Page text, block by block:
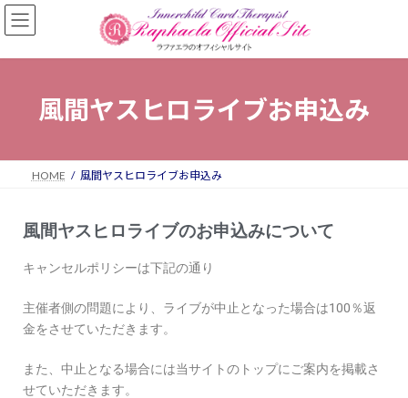
風間ヤスヒロライブお申込み
HOME 風間ヤスヒロライブお申込み
風間ヤスヒロライブのお申込みについて
キャンセルポリシーは下記の通り
主催者側の問題により、ライブが中止となった場合は100％返
金をさせていただきます。
また、中止となる場合には当サイトのトップにご案内を掲載さ
せていただきます。